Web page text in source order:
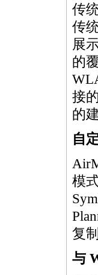
传
传
展
的
接
的
自
模
复
与